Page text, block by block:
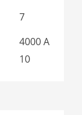
7
4000 А
10